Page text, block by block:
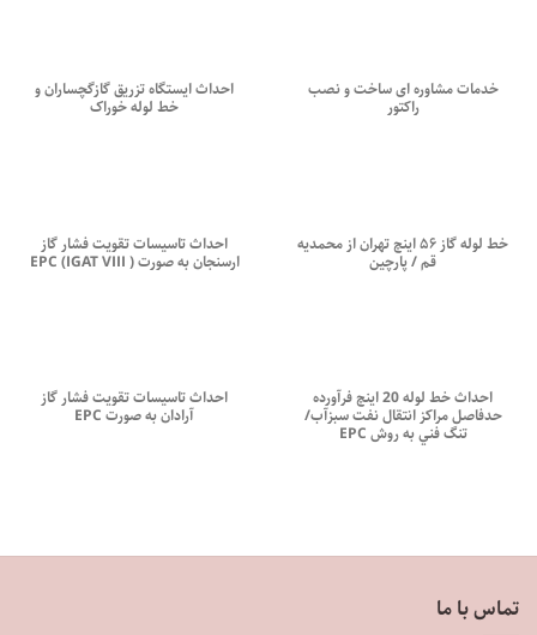
خدمات مشاوره ای ساخت و نصب
راکتور
احداث ایستگاه تزریق گازگچساران و
خط لوله خوراک
خط لوله گاز ۵۶ اینچ تهران از محمدیه
قم / پارچین
احداث تاسيسات تقويت فشار گاز
ارسنجان به صورت EPC (IGAT VIII )
احداث خط لوله 20 اينچ فرآورده
حدفاصل مراكز انتقال نفت سبزآب/
تنگ فني به روش EPC
احداث تاسيسات تقويت فشار گاز
آرادان به صورت EPC
تماس با ما